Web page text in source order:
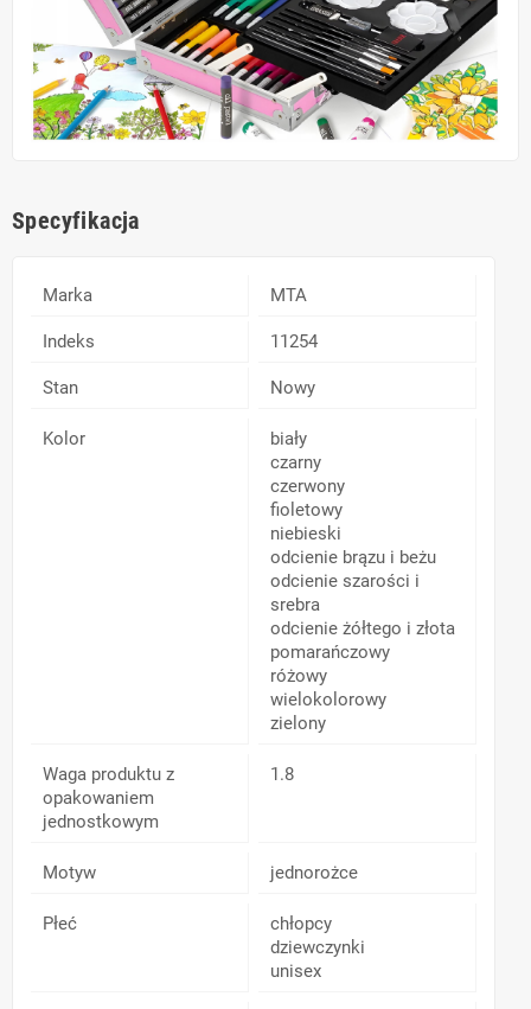
Specyfikacja
Marka MTA
Indeks 11254
Stan Nowy
Kolor
biały
czarny
czerwony
fioletowy
niebieski
odcienie brązu i beżu
odcienie szarości i
srebra
odcienie żółtego i złota
pomarańczowy
różowy
wielokolorowy
zielony
Waga produktu z
opakowaniem
jednostkowym
1.8
Motyw jednorożce
Płeć
chłopcy
dziewczynki
unisex